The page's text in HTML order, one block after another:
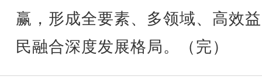
赢，形成全要素、多领域、高效
民融合深度发展格局。（完）